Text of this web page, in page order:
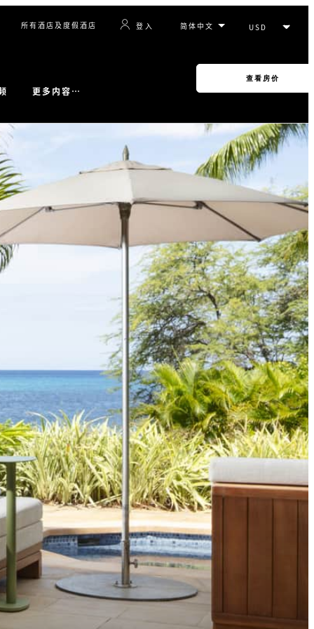
所有酒店及度假酒店 登入
更多内容…
查看房价